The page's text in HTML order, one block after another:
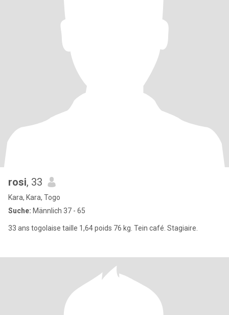
rosi, 33
Kara, Kara, Togo
Suche: Männlich 37 - 65
33 ans togolaise taille 1,64 poids 76 kg. Tein café. Stagiaire.